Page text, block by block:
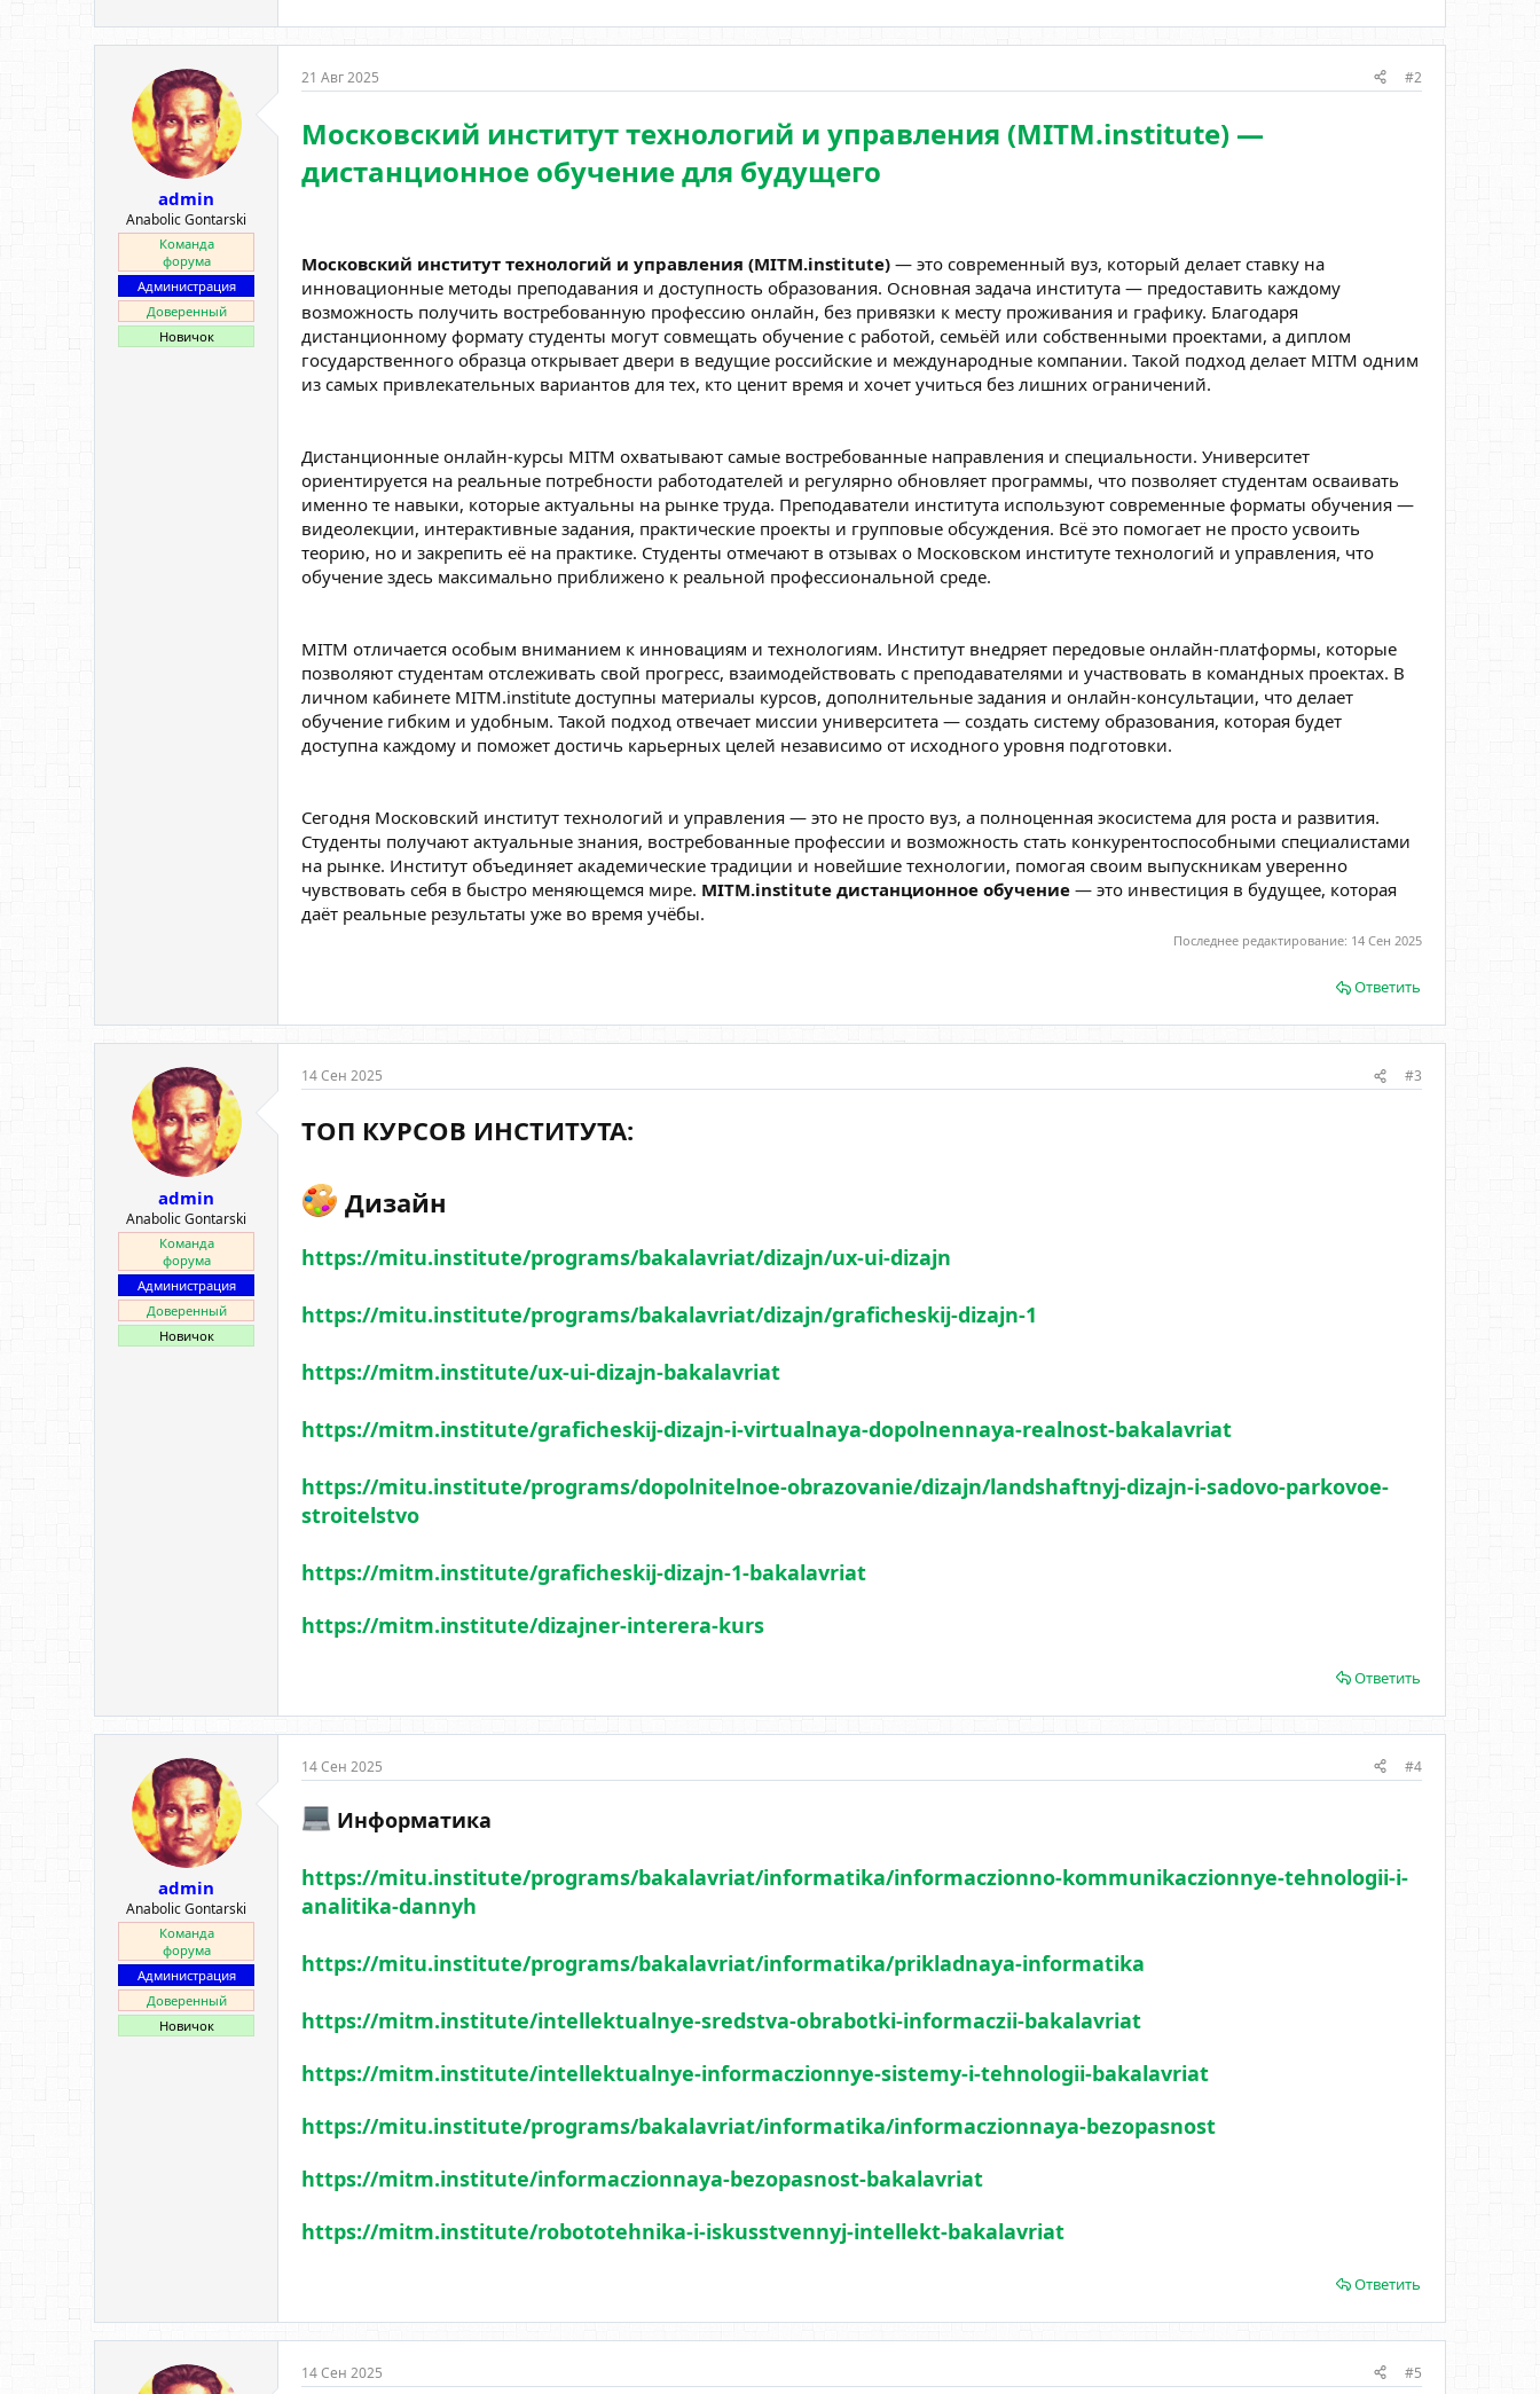
admin
Anabolic Gontarski
Команда
форума
Администрация
Доверенный
Новичок
21 Авг 2025 #2
Московский институт технологий и управления (MITM.institute) —
дистанционное обучение для будущего
Московский институт технологий и управления (MITM.institute) — это современный вуз, который делает ставку на
инновационные методы преподавания и доступность образования. Основная задача института — предоставить каждому
возможность получить востребованную профессию онлайн, без привязки к месту проживания и графику. Благодаря
дистанционному формату студенты могут совмещать обучение с работой, семьёй или собственными проектами, а диплом
государственного образца открывает двери в ведущие российские и международные компании. Такой подход делает MITM одним
из самых привлекательных вариантов для тех, кто ценит время и хочет учиться без лишних ограничений.
Дистанционные онлайн-курсы MITM охватывают самые востребованные направления и специальности. Университет
ориентируется на реальные потребности работодателей и регулярно обновляет программы, что позволяет студентам осваивать
именно те навыки, которые актуальны на рынке труда. Преподаватели института используют современные форматы обучения —
видеолекции, интерактивные задания, практические проекты и групповые обсуждения. Всё это помогает не просто усвоить
теорию, но и закрепить её на практике. Студенты отмечают в отзывах о Московском институте технологий и управления, что
обучение здесь максимально приближено к реальной профессиональной среде.
MITM отличается особым вниманием к инновациям и технологиям. Институт внедряет передовые онлайн-платформы, которые
позволяют студентам отслеживать свой прогресс, взаимодействовать с преподавателями и участвовать в командных проектах. В
личном кабинете MITM.institute доступны материалы курсов, дополнительные задания и онлайн-консультации, что делает
обучение гибким и удобным. Такой подход отвечает миссии университета — создать систему образования, которая будет
доступна каждому и поможет достичь карьерных целей независимо от исходного уровня подготовки.
Сегодня Московский институт технологий и управления — это не просто вуз, а полноценная экосистема для роста и развития.
Студенты получают актуальные знания, востребованные профессии и возможность стать конкурентоспособными специалистами
на рынке. Институт объединяет академические традиции и новейшие технологии, помогая своим выпускникам уверенно
чувствовать себя в быстро меняющемся мире. MITM.institute дистанционное обучение — это инвестиция в будущее, которая
даёт реальные результаты уже во время учёбы.
Последнее редактирование: 14 Сен 2025
Ответить
admin
Anabolic Gontarski
Команда
форума
Администрация
Доверенный
Новичок
14 Сен 2025 #3
ТОП КУРСОВ ИНСТИТУТА:
️ Дизайн
https://mitu.institute/programs/bakalavriat/dizajn/ux-ui-dizajn
https://mitu.institute/programs/bakalavriat/dizajn/graficheskij-dizajn-1
https://mitm.institute/ux-ui-dizajn-bakalavriat
https://mitm.institute/graficheskij-dizajn-i-virtualnaya-dopolnennaya-realnost-bakalavriat
https://mitu.institute/programs/dopolnitelnoe-obrazovanie/dizajn/landshaftnyj-dizajn-i-sadovo-parkovoe-
stroitelstvo
https://mitm.institute/graficheskij-dizajn-1-bakalavriat
https://mitm.institute/dizajner-interera-kurs
Ответить
admin
Anabolic Gontarski
Команда
форума
Администрация
Доверенный
Новичок
14 Сен 2025 #4
️ Информатика
https://mitu.institute/programs/bakalavriat/informatika/informaczionno-kommunikaczionnye-tehnologii-i-
analitika-dannyh
https://mitu.institute/programs/bakalavriat/informatika/prikladnaya-informatika
https://mitm.institute/intellektualnye-sredstva-obrabotki-informaczii-bakalavriat
https://mitm.institute/intellektualnye-informaczionnye-sistemy-i-tehnologii-bakalavriat
https://mitu.institute/programs/bakalavriat/informatika/informaczionnaya-bezopasnost
https://mitm.institute/informaczionnaya-bezopasnost-bakalavriat
https://mitm.institute/robototehnika-i-iskusstvennyj-intellekt-bakalavriat
Ответить
14 Сен 2025 #5